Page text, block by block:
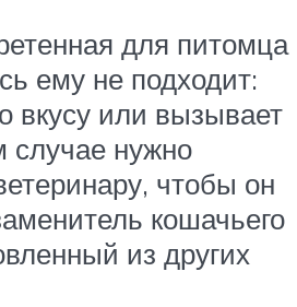
для питомца
ему не подходит:
вкусу или вызывает
случае нужно
чтобы он
кошачьего
из других